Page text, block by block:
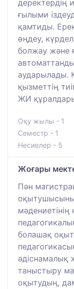
деректердің
ғылыми
қамтиды.
өңдеу,
болжау және
аударылады.
қызметтің
ЖИ
Оқу жылы - 1
Семестр - 1
Несиелер - 5
Жоғары
Пән
мәдениетінің
болашақ
әдіснамалық
таныстыру
оқытудың,